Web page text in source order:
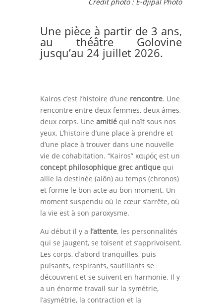
Une pièce à partir de 3 ans,
au théâtre Golovine
jusqu’au 24 juillet 2026.
Kairos c’est l’histoire d’une rencontre. Une
rencontre entre deux femmes, deux âmes,
deux corps. Une amitié qui naît sous nos
yeux. L’histoire d’une place à prendre et
d’une place à trouver dans une nouvelle
vie de cohabitation. “Kairos” καιρός est un
concept philosophique grec antiquequi
allie la destinée (aiôn) au temps (chronos)
et forme le bon acte au bon moment. Un
moment suspendu où le cœur s’arrête, où
la vie est à son paroxysme.
Au début il y a l’attente, les personnalités
qui se jaugent, se toisent et s’apprivoisent.
Les corps, d’abord tranquilles, puis
pulsants, respirants, sautillants se
découvrent et se suivent en harmonie. Il y
a un énorme travail sur la symétrie,
l’asymétrie, la contraction et la